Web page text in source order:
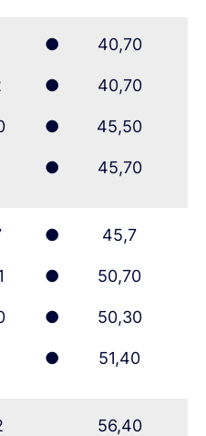
●
●
●
●
40,70
40,70
45,50
45,70
●
●
●
●
45,7
50,70
50,30
51,40
56,40